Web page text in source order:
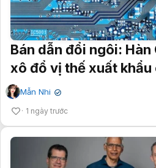
Bán dẫn đổi ngôi:
xô đổ vị thế xuất khẩu
Mẫn Nhi ✔
1 ngày trước